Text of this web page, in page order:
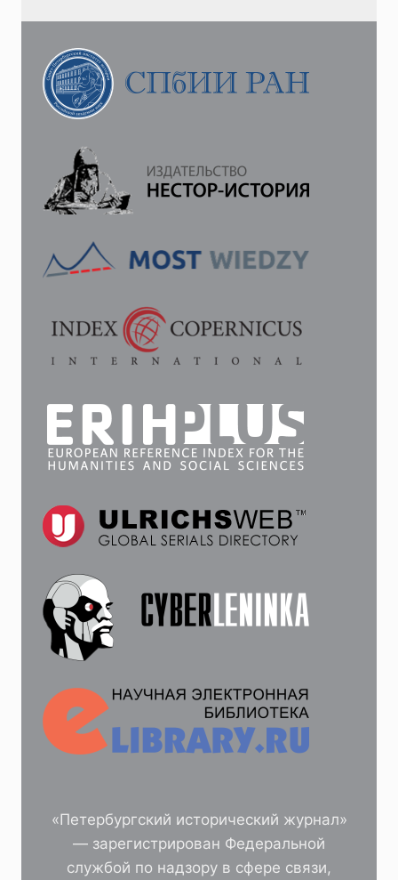
СОХРАНЕНИЕ
ЛОЯЛЬНОСТИ
1907
ГГ.
«Петербургский исторический журнал»
— зарегистрирован Федеральной
службой по надзору в сфере связи,